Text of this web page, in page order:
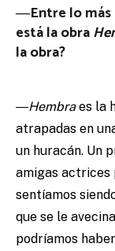
―Entre lo más
está la obra
la obra?
―Hembraes la
atrapadas en
un huracán. Un
amigas actrices
sentíamos
que se le
podríamos